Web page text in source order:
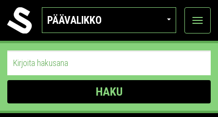
PÄÄVALIKKO
Näytä
HAKU